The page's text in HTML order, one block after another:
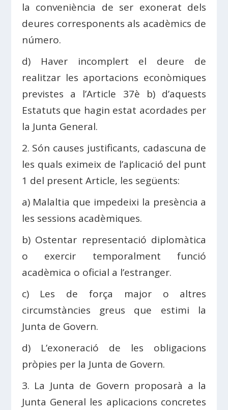
la conveniència de ser exonerat dels
deures corresponents als acadèmics de
número.
d) Haver incomplert el deure de
realitzar les aportacions econòmiques
previstes a l’Article 37è b) d’aquests
Estatuts que hagin estat acordades per
la Junta General.
2. Són causes justificants, cadascuna de
les quals eximeix de l’aplicació del punt
1 del present Article, les següents:
a) Malaltia que impedeixi la presència a
les sessions acadèmiques.
b) Ostentar representació diplomàtica
o exercir temporalment funció
acadèmica o oficial a l’estranger.
c) Les de força major o altres
circumstàncies greus que estimi la
Junta de Govern.
d) L’exoneració de les obligacions
pròpies per la Junta de Govern.
3. La Junta de Govern proposarà a la
Junta General les aplicacions concretes